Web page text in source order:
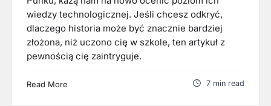
wiedzy technologicznej. Jeśli chcesz odkryć,
dlaczego historia może być znacznie bardziej
złożona, niż uczono cię w szkole, ten artykuł z
pewnością cię zaintryguje.
Read More 7 min read